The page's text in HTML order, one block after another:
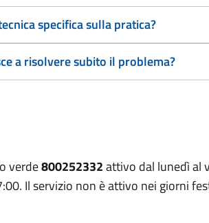
specifica sulla pratica?
a risolvere subito il problema?
verde800252332attivo dal lunedì al
Il servizio non è attivo nei giorni